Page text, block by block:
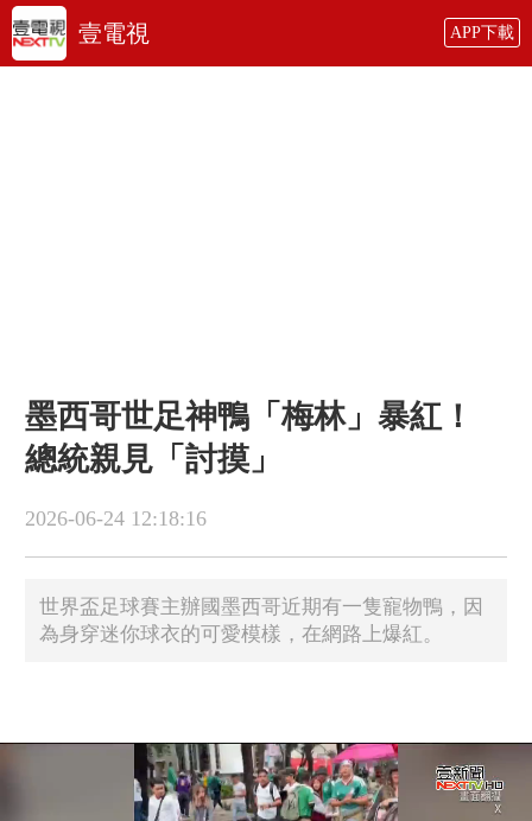
壹電視 APP下載
墨西哥世足神鴨「梅林」暴紅！
總統親見「討摸」
2026-06-24 12:18:16
世界盃足球賽主辦國墨西哥近期有一隻寵物鴨，因
為身穿迷你球衣的可愛模樣，在網路上爆紅。